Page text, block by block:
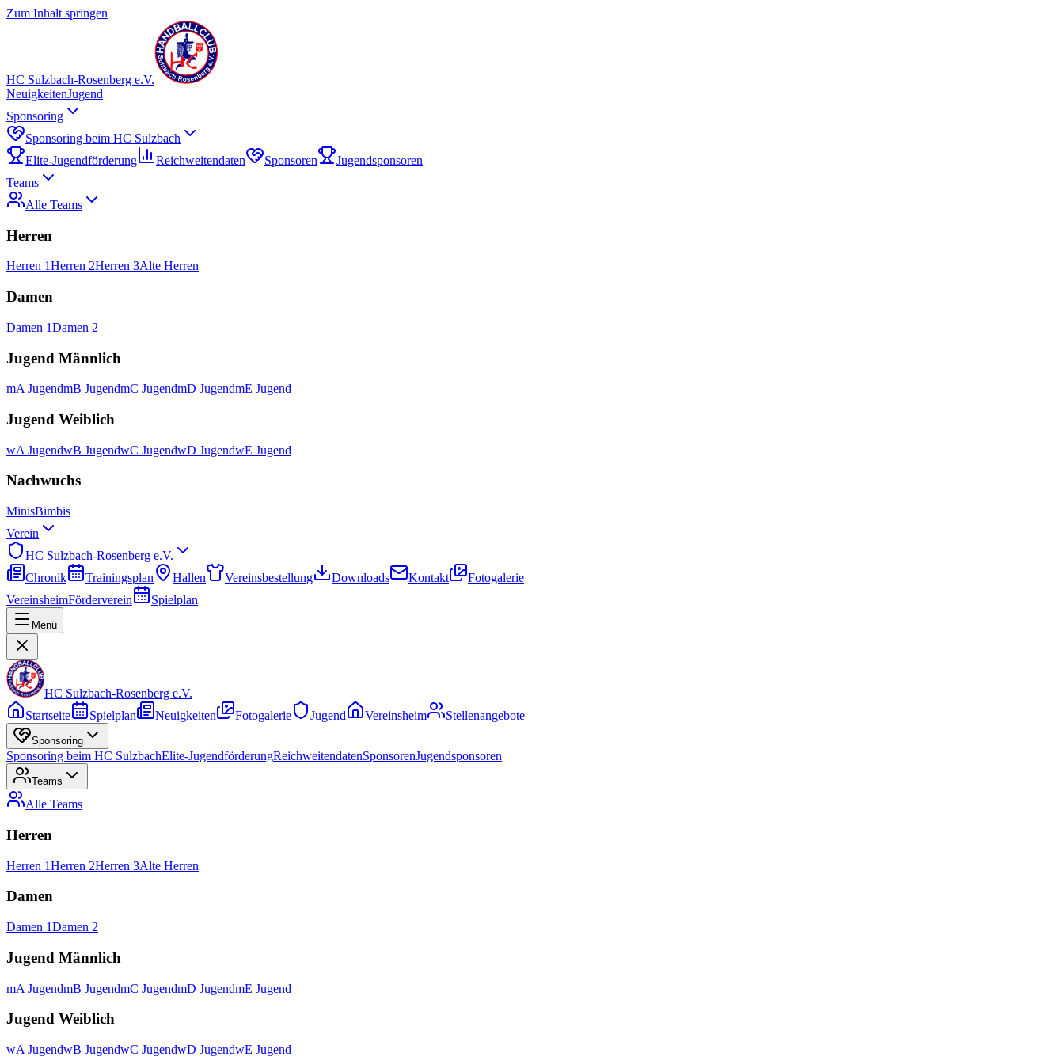
Zum Inhalt springen
HC Sulzbach-Rosenberg e.V.
NeuigkeitenJugend
Sponsoring
Sponsoring beim HC Sulzbach
Elite-Jugendförderung
Reichweitendaten Sponsoren
Jugendsponsoren
Teams
Alle Teams
Herren
Herren 1Herren 2Herren 3Alte Herren
Damen
Damen 1Damen 2
Jugend Männlich
mA JugendmB JugendmC JugendmD JugendmE Jugend
Jugend Weiblich
wA JugendwB JugendwC JugendwD JugendwE Jugend
Nachwuchs
MinisBimbis
Verein
HC Sulzbach-Rosenberg e.V.
Chronik
Trainingsplan Hallen Vereinsbestellung Downloads Kontakt
Fotogalerie
VereinsheimFörderverein Spielplan
Menü
HC Sulzbach-Rosenberg e.V.
Startseite
Spielplan Neuigkeiten Fotogalerie Jugend Vereinsheim Stellenangebote
Sponsoring
Sponsoring beim HC SulzbachElite-JugendförderungReichweitendatenSponsorenJugendsponsoren
Teams
Alle Teams
Herren
Herren 1Herren 2Herren 3Alte Herren
Damen
Damen 1Damen 2
Jugend Männlich
mA JugendmB JugendmC JugendmD JugendmE Jugend
Jugend Weiblich
wA JugendwB JugendwC JugendwD JugendwE Jugend